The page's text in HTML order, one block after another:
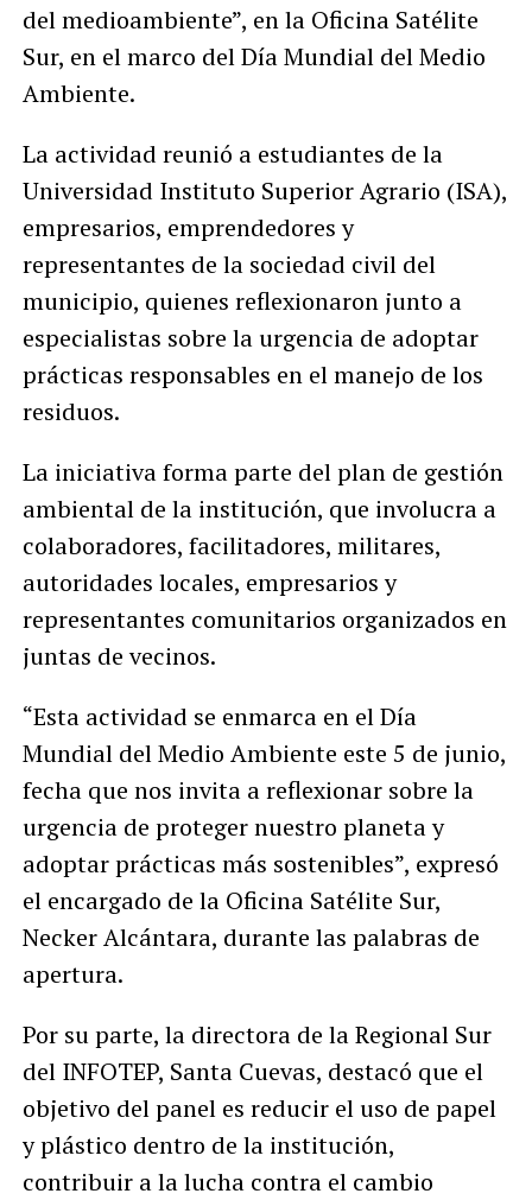
del medioambiente”, en la Oficina Satélite
Sur, en el marco del Día Mundial del Medio
Ambiente.
La actividad reunió a estudiantes de la
Universidad Instituto Superior Agrario (ISA),
empresarios, emprendedores y
representantes de la sociedad civil del
municipio, quienes reflexionaron junto a
especialistas sobre la urgencia de adoptar
prácticas responsables en el manejo de los
residuos.
La iniciativa forma parte del plan de gestión
ambiental de la institución, que involucra a
colaboradores, facilitadores, militares,
autoridades locales, empresarios y
representantes comunitarios organizados en
juntas de vecinos.
“Esta actividad se enmarca en el Día
Mundial del Medio Ambiente este 5 de junio,
fecha que nos invita a reflexionar sobre la
urgencia de proteger nuestro planeta y
adoptar prácticas más sostenibles”, expresó
el encargado de la Oficina Satélite Sur,
Necker Alcántara, durante las palabras de
apertura.
Por su parte, la directora de la Regional Sur
del INFOTEP, Santa Cuevas, destacó que el
objetivo del panel es reducir el uso de papel
y plástico dentro de la institución,
contribuir a la lucha contra el cambio